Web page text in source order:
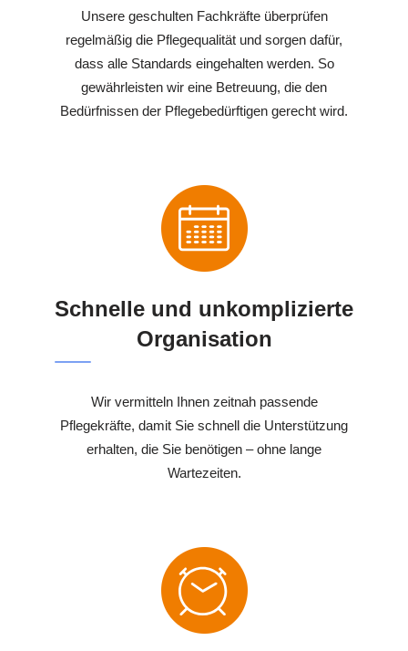
Unsere geschulten Fachkräfte überprüfen
regelmäßig die Pflegequalität und sorgen dafür,
dass alle Standards eingehalten werden. So
gewährleisten wir eine Betreuung, die den
Bedürfnissen der Pflegebedürftigen gerecht wird.
Schnelle und unkomplizierte
Organisation
Wir vermitteln Ihnen zeitnah passende
Pflegekräfte, damit Sie schnell die Unterstützung
erhalten, die Sie benötigen – ohne lange
Wartezeiten.